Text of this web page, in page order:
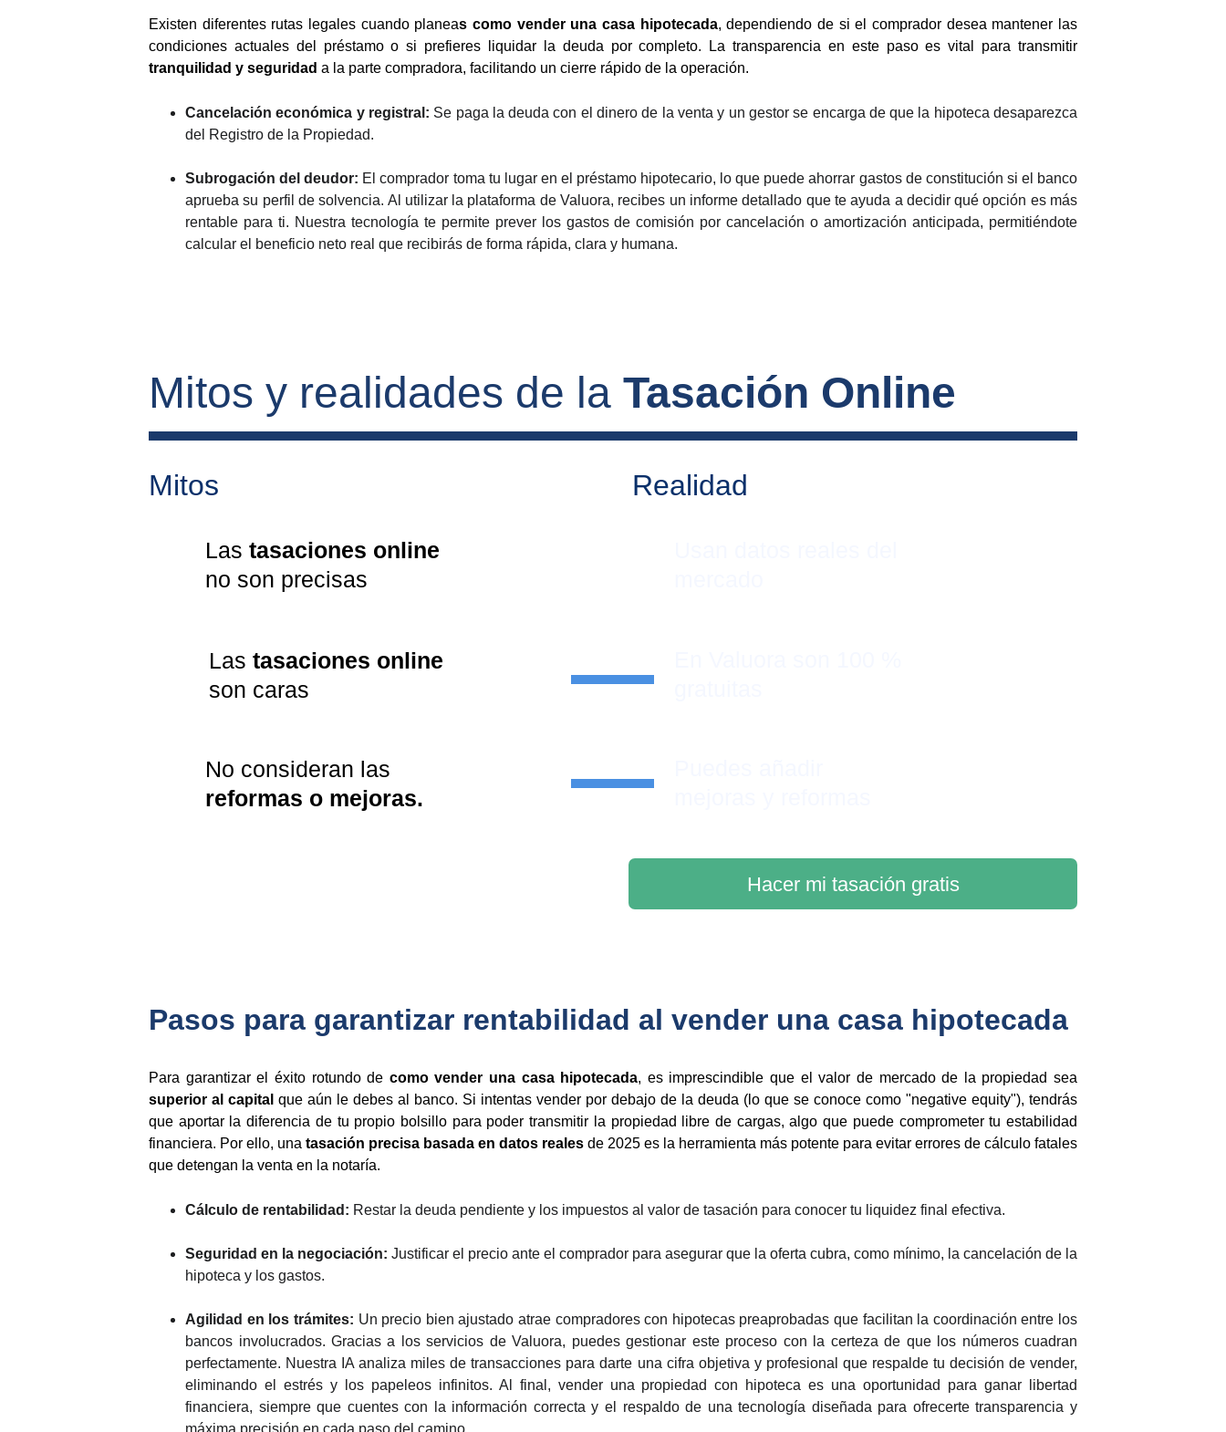
Existen diferentes rutas legales cuando planeas como vender una casa hipotecada, dependiendo de si el comprador desea mantener las
condiciones actuales del préstamo o si prefieres liquidar la deuda por completo. La transparencia en este paso es vital para transmitir
tranquilidad y seguridad a la parte compradora, facilitando un cierre rápido de la operación.
Cancelación económica y registral: Se paga la deuda con el dinero de la venta y un gestor se encarga de que la hipoteca desaparezca
del Registro de la Propiedad.
Subrogación del deudor: El comprador toma tu lugar en el préstamo hipotecario, lo que puede ahorrar gastos de constitución si el banco
aprueba su perfil de solvencia. Al utilizar la plataforma de Valuora, recibes un informe detallado que te ayuda a decidir qué opción es más
rentable para ti. Nuestra tecnología te permite prever los gastos de comisión por cancelación o amortización anticipada, permitiéndote
calcular el beneficio neto real que recibirás de forma rápida, clara y humana.
Hacer mi tasación gratis
Mitos y realidades de la Tasación Online
Mitos Realidad
Las tasaciones online
no son precisas
Las tasaciones online
son caras
No consideran las
reformas o mejoras.
Pasos para garantizar rentabilidad al vender una casa hipotecada
Para garantizar el éxito rotundo de como vender una casa hipotecada, es imprescindible que el valor de mercado de la propiedad sea
superior al capitalque aún le debes al banco. Si intentas vender por debajo de la deuda (lo que se conoce como "negative equity"), tendrás
que aportar la diferencia de tu propio bolsillo para poder transmitir la propiedad libre de cargas, algo que puede comprometer tu estabilidad
financiera. Por ello, unatasación precisa basada en datos reales de 2025 es la herramienta más potente para evitar errores de cálculo fatales
que detengan la venta en la notaría.
Cálculo de rentabilidad: Restar la deuda pendiente y los impuestos al valor de tasación para conocer tu liquidez final efectiva.
Seguridad en la negociación:Justificar el precio ante el comprador para asegurar que la oferta cubra, como mínimo, la cancelación de la
hipoteca y los gastos.
Agilidad en los trámites: Un precio bien ajustado atrae compradores con hipotecas preaprobadas que facilitan la coordinación entre los
bancos involucrados. Gracias a los servicios de Valuora, puedes gestionar este proceso con la certeza de que los números cuadran
perfectamente. Nuestra IA analiza miles de transacciones para darte una cifra objetiva y profesional que respalde tu decisión de vender,
eliminando el estrés y los papeleos infinitos. Al final, vender una propiedad con hipoteca es una oportunidad para ganar libertad
financiera, siempre que cuentes con la información correcta y el respaldo de una tecnología diseñada para ofrecerte transparencia y
máxima precisión en cada paso del camino.